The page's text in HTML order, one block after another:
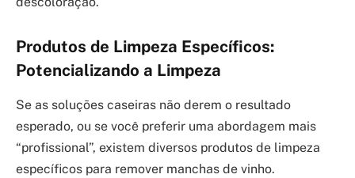
Produtos de Limpeza Específicos:
Potencializando a Limpeza
Se as soluções caseiras não derem o resultado
esperado, ou se você preferir uma abordagem mais
“profissional”, existem diversos produtos de limpeza
específicos para remover manchas de vinho.